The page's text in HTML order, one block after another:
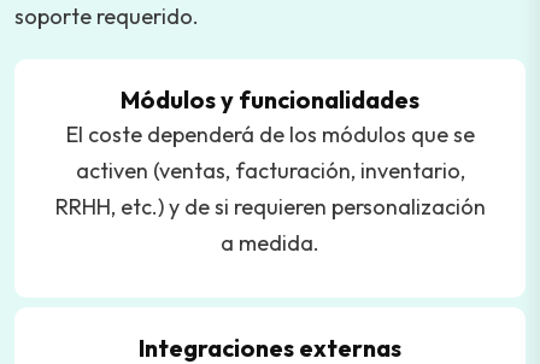
soporte requerido.
Módulos y funcionalidades
El coste dependerá de los módulos que se
activen (ventas, facturación, inventario,
RRHH, etc.) y de si requieren personalización
a medida.
Integraciones externas